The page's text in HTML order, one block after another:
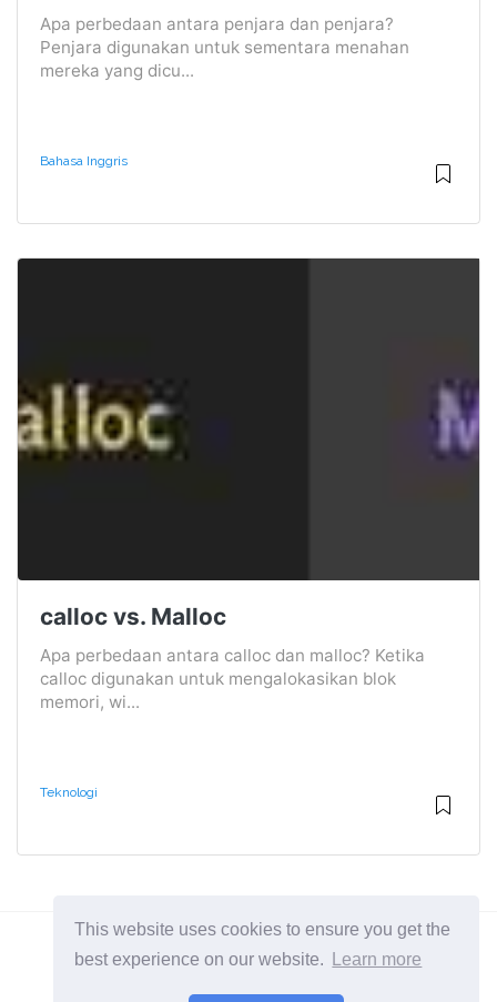
This website uses cookies to ensure you get the
best experience on our website.
Learn more
Apa perbedaan antara penjara dan penjara?
Penjara digunakan untuk sementara menahan
mereka yang dicu...
Bahasa Inggris
calloc vs. Malloc
Apa perbedaan antara calloc dan malloc? Ketika
calloc digunakan untuk mengalokasikan blok
memori, wi...
Teknologi
2026 ©Diffexpert